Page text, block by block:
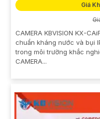
Giá
CAMERA KBVISION KX-
chuẩn kháng nước và bụi
trong môi trường khắc
CAMERA...